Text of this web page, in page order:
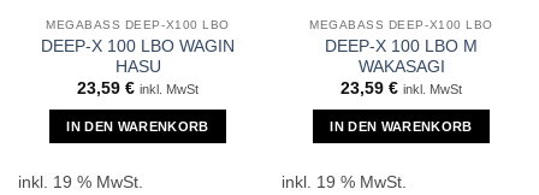
MEGABASS DEEP-X100 LBO
DEEP-X 100 LBO WAGIN
HASU
23,59 € inkl. MwSt
IN DEN WARENKORB
inkl. 19 % MwSt.
MEGABASS DEEP-X100 LBO
DEEP-X 100 LBO M
WAKASAGI
23,59 € inkl. MwSt
IN DEN WARENKORB
inkl. 19 % MwSt.